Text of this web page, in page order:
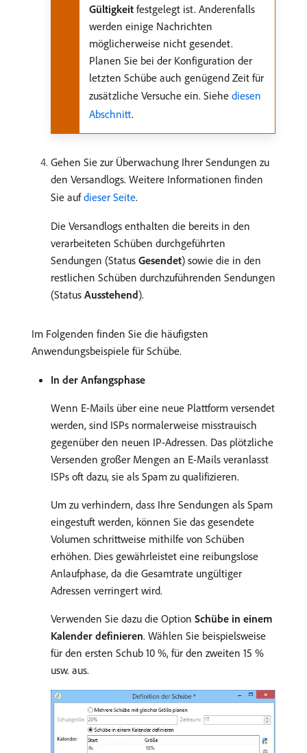
Gültigkeit festgelegt ist. Anderenfalls
werden einige Nachrichten
möglicherweise nicht gesendet.
Planen Sie bei der Konfiguration der
letzten Schübe auch genügend Zeit für
zusätzliche Versuche ein. Siehe diesen
Abschnitt.
Gehen Sie zur Überwachung Ihrer Sendungen zu
den Versandlogs. Weitere Informationen finden
Sie aufdieser Seite.
Die Versandlogs enthalten die bereits in den
verarbeiteten Schüben durchgeführten
Sendungen (Status Gesendet) sowie die in den
restlichen Schüben durchzuführenden Sendungen
(Status Ausstehend).
Im Folgenden finden Sie die häufigsten
Anwendungsbeispiele für Schübe.
In der Anfangsphase
Wenn E-Mails über eine neue Plattform versendet
werden, sind ISPs normalerweise misstrauisch
gegenüber den neuen IP-Adressen. Das plötzliche
Versenden großer Mengen an E-Mails veranlasst
ISPs oft dazu, sie als Spam zu qualifizieren.
Um zu verhindern, dass Ihre Sendungen als Spam
eingestuft werden, können Sie das gesendete
Volumen schrittweise mithilfe von Schüben
erhöhen. Dies gewährleistet eine reibungslose
Anlaufphase, da die Gesamtrate ungültiger
Adressen verringert wird.
Verwenden Sie dazu die Option Schübe in einem
Kalender definieren. Wählen Sie beispielsweise
für den ersten Schub 10 %, für den zweiten 15 %
usw. aus.